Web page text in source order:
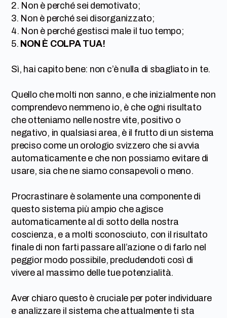
2. Non è perché sei demotivato;
3. Non è perché sei disorganizzato;
4. Non è perché gestisci male il tuo tempo;
5. NON È COLPA TUA!
Sì, hai capito bene: non c’è nulla di sbagliato in te.
Quello che molti non sanno, e che inizialmente non
comprendevo nemmeno io, è che ogni risultato
che otteniamo nelle nostre vite, positivo o
negativo, in qualsiasi area, è il frutto di un sistema
preciso come un orologio svizzero che si avvia
automaticamente e che non possiamo evitare di
usare, sia che ne siamo consapevoli o meno.
Procrastinare è solamente una componente di
questo sistema più ampio che agisce
automaticamente al di sotto della nostra
coscienza, e a molti sconosciuto, con il risultato
finale di non farti passare all’azione o di farlo nel
peggior modo possibile, precludendoti così di
vivere al massimo delle tue potenzialità.
Aver chiaro questo è cruciale per poter individuare
e analizzare il sistema che attualmente ti sta